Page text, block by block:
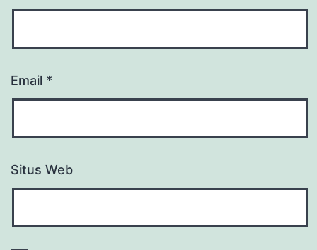
Email *
Situs Web